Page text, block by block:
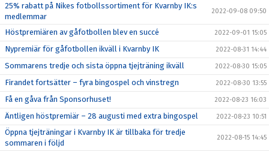
25% rabatt på Nikes fotbollssortiment för Kvarnby IK:s
medlemmar
2022-09-08 09:50
Höstpremiären av gåfotbollen blev en succé 2022-09-01 15:05
Nypremiär för gåfotbollen ikväll i Kvarnby IK 2022-08-31 14:44
Sommarens tredje och sista öppna tjejträning ikväll 2022-08-30 15:05
Firandet fortsätter – fyra bingospel och vinstregn 2022-08-30 13:55
Få en gåva från Sponsorhuset! 2022-08-23 16:03
Äntligen höstpremiär – 28 augusti med extra bingospel 2022-08-23 10:51
Öppna tjejträningar i Kvarnby IK är tillbaka för tredje
sommaren i följd
2022-08-15 14:45